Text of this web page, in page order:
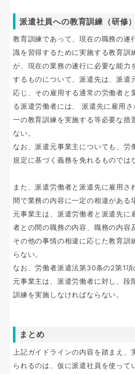
派遣社員への教育訓練（研修
教育訓練であって、現在の職務の遂
識を習得するために実施する教育訓
が、現在の業務の遂行に必要な能力
するものについて、派遣先は、派遣
応じ、その雇用する通常の労働者と
る派遣労働者には、 派遣先に雇用
一の教育訓練を実施する等必要な措
ない。
なお、派遣元事業主についても、労
規定に基づく義務を免れるものでは
また、派遣労働者と派遣先に雇用さ
間で業務の内容に一定の相違がある
元事業主は、派遣労働者と派遣先に
者との間の職務の内容、職務の内容
その他の事情の相違に応じた教育訓
らない。
なお、労働者派遣法第30条の2第1
元事業主は、派遣労働者に対し、段
訓練を実施しなければならない。
まとめ
上記ガイドラインの内容を踏まえ、
られるのは、仮に派遣社員を使って